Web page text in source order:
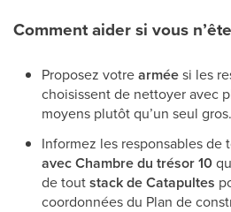
Comment aider si vous
Proposez votrearméesi les
choisissent de nettoyer avec
moyens plutôt qu’un seul gros.
Informez les responsables de
avec Chambre du trésor 10
de toutstack de Catapultes
coordonnées du Plan de